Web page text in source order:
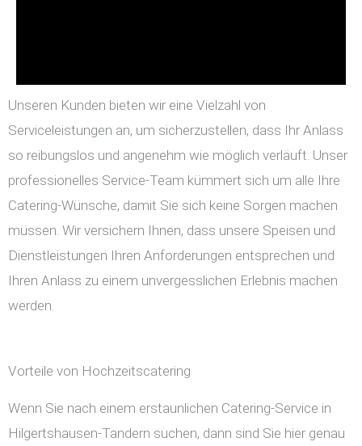
Unseren Kunden bieten wir eine Vielzahl von
Serviceleistungen an, um sicherzustellen, dass Ihr Anlass
so reibungslos und angenehm wie möglich verläuft. Unser
professionelles Service-Team kümmert sich um alle Ihre
Catering-Wünsche, damit Sie sich keine Sorgen machen
müssen. Wir versichern Ihnen, dass unsere Speisen und
Dienstleistungen Ihren Anforderungen entsprechen und
Ihren Anlass zu einem unvergesslichen Erlebnis machen
werden.
Vorteile von Hochzeitscatering
Wenn Sie nach einem erstaunlichen Catering-Service in
Hilgertshausen-Tandern suchen, dann sind Sie hier genau